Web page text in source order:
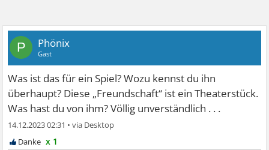
P Phönix
Gast
Was ist das für ein Spiel? Wozu kennst du ihn
überhaupt? Diese „Freundschaft“ ist ein Theaterstück.
Was hast du von ihm? Völlig unverständlich . . .
14.12.2023 02:31 •
x 1